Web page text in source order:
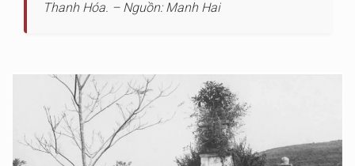
Thanh Hóa. – Nguồn: Manh Hai